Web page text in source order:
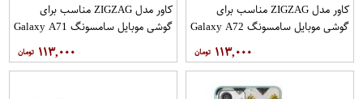
کاور مدل ZIGZAG مناسب برای
گوشی موبایل سامسونگ Galaxy A72
۱۱۳,۰۰۰
کاور مدل ZIGZAG مناسب برای
گوشی موبایل سامسونگ Galaxy A71
۱۱۳,۰۰۰